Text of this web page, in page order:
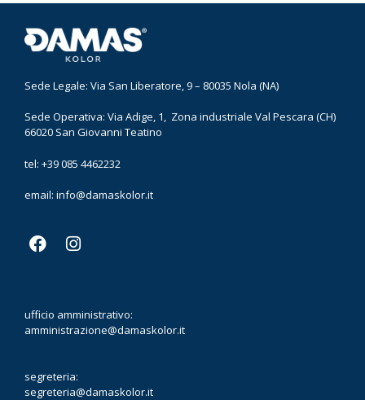
Sede Legale: Via San Liberatore, 9 – 80035 Nola (NA)
Sede Operativa: Via Adige, 1, Zona industriale Val Pescara (CH)
66020 San Giovanni Teatino
tel: +39 085 4462232
email: info@damaskolor.it
ufficio amministrativo:
amministrazione@damaskolor.it
segreteria:
segreteria@damaskolor.it